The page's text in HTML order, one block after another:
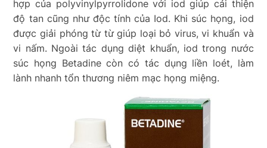
hợp của polyvinylpyrrolidone với iod giúp cải thiện
độ tan cũng như độc tính của Iod. Khi súc họng, iod
được giải phóng từ từ giúp loại bỏ virus, vi khuẩn và
vi nấm. Ngoài tác dụng diệt khuẩn, iod trong nước
súc họng Betadine còn có tác dụng liền loét, làm
lành nhanh tổn thương niêm mạc họng miệng.